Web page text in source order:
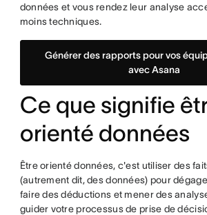
données et vous rendez leur analyse
moins techniques.
Générer des rapports pour vos
avec Asana
Ce que signifie
orienté données
Être orienté données, c'est utiliser des
(autrement dit, des données) pour
faire des déductions et mener des
guider votre processus de prise de